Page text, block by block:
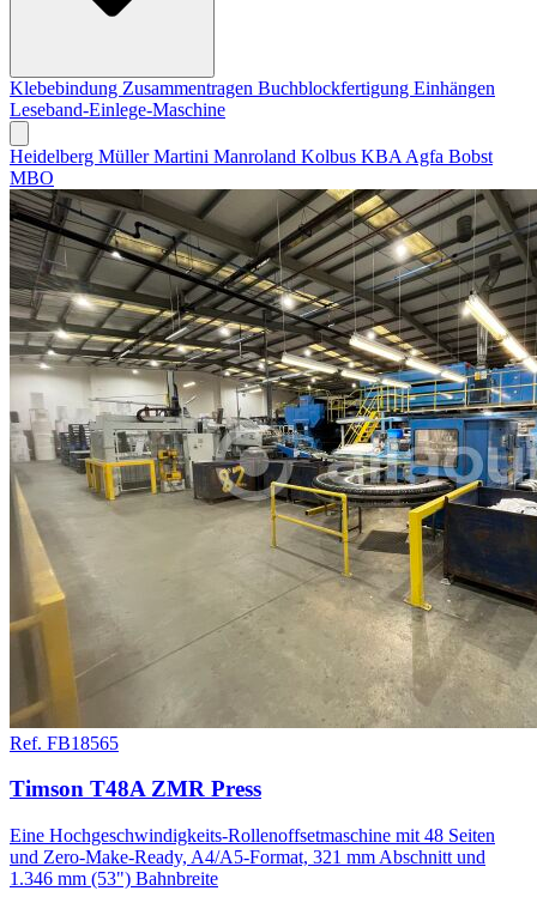
Klebebindung Zusammentragen Buchblockfertigung Einhängen
Leseband-Einlege-Maschine
Heidelberg Müller Martini Manroland Kolbus KBA Agfa Bobst
MBO
Ref. FB18565
Timson T48A ZMR Press
Eine Hochgeschwindigkeits-Rollenoffsetmaschine mit 48 Seiten
und Zero-Make-Ready, A4/A5-Format, 321 mm Abschnitt und
1.346 mm (53") Bahnbreite